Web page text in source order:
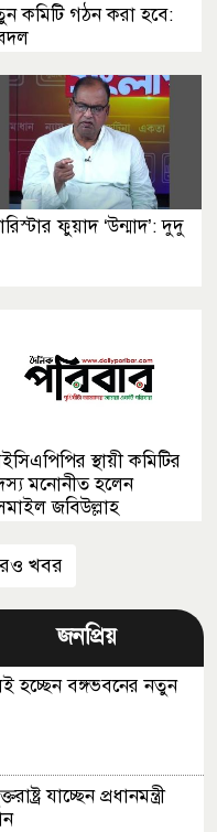
কমিটি গঠন করা হবে:
ফুয়াদ ‘উন্মাদ’: দুদু
স্থায়ী কমিটির
মনোনীত হলেন
জবিউল্লাহ
খবর
জনপ্রিয়
হচ্ছেন বঙ্গভবনের নতুন
যাচ্ছেন প্রধানমন্ত্রী